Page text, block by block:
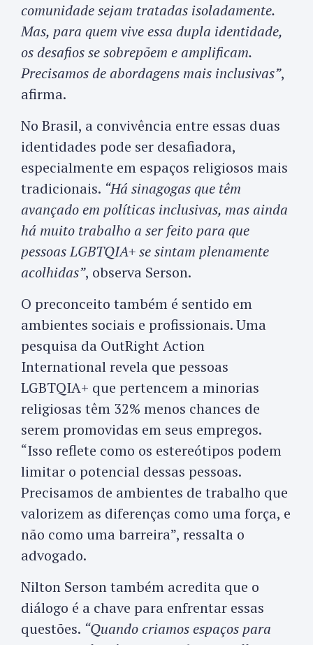
comunidade sejam tratadas isoladamente.
Mas, para quem vive essa dupla identidade,
os desafios se sobrepõem e amplificam.
Precisamos de abordagens mais inclusivas”,
afirma.
No Brasil, a convivência entre essas duas
identidades pode ser desafiadora,
especialmente em espaços religiosos mais
tradicionais. “Há sinagogas que têm
avançado em políticas inclusivas, mas ainda
há muito trabalho a ser feito para que
pessoas LGBTQIA+ se sintam plenamente
acolhidas”, observa Serson.
O preconceito também é sentido em
ambientes sociais e profissionais. Uma
pesquisa da OutRight Action
International revela que pessoas
LGBTQIA+ que pertencem a minorias
religiosas têm 32% menos chances de
serem promovidas em seus empregos.
“Isso reflete como os estereótipos podem
limitar o potencial dessas pessoas.
Precisamos de ambientes de trabalho que
valorizem as diferenças como uma força, e
não como uma barreira”, ressalta o
advogado.
Nilton Serson também acredita que o
diálogo é a chave para enfrentar essas
questões. “Quando criamos espaços para